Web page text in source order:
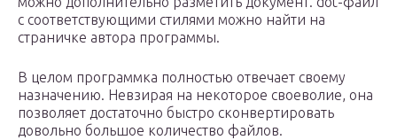
с соответствующими стилями можно найти на
страничке автора программы.
В целом программка полностью отвечает своему
назначению. Невзирая на некоторое своеволие, она
позволяет достаточно быстро сконвертировать
довольно большое количество файлов.